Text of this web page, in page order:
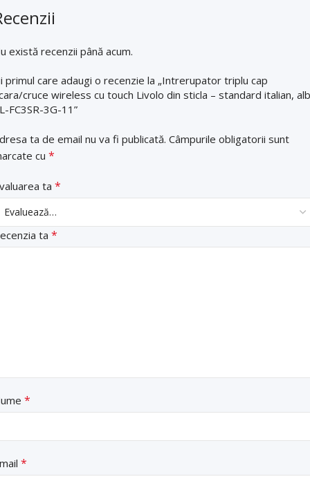
există recenzii până acum.
primul care adaugi o recenzie la „Intrerupator triplu cap
cruce wireless cu touch Livolo din sticla – standard italian,
FC3SR-3G-11”
ta de email nu va fi publicată. Câmpurile obligatorii sunt
cu *
ta *
ta *
*
*